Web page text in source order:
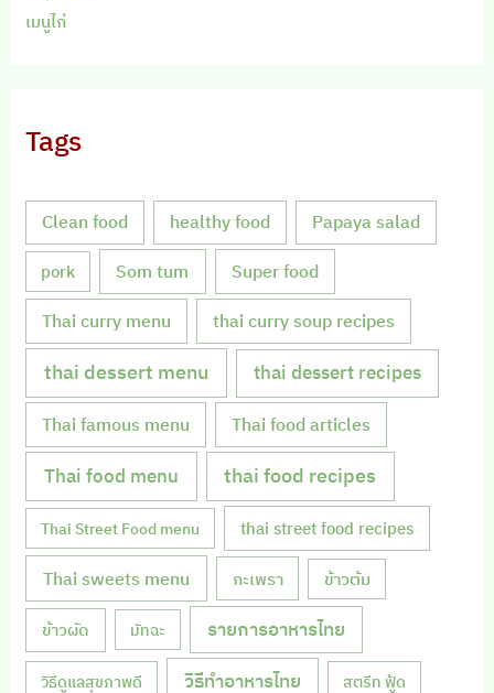
เมนูไก่
Tags
Clean food healthy food Papaya salad
pork Som tum Super food
Thai curry menu thai curry soup recipes
thai dessert menu thai dessert recipes
Thai famous menu Thai food articles
Thai food menu thai food recipes
Thai Street Food menu thai street food recipes
Thai sweets menu กะเพรา ข้าวต้ม
ข้าวผัด มัทฉะ รายการอาหารไทย
วิธีดูแลสุขภาพดี วิธีทำอาหารไทย สตรีท ฟู้ด